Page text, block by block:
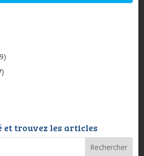
et trouvez les articles